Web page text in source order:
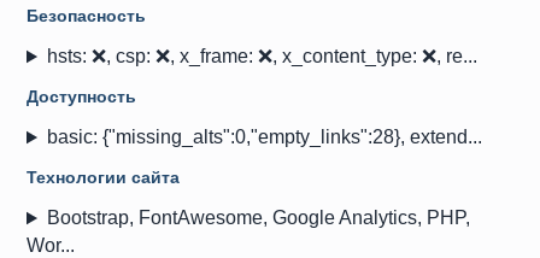
Безопасность
hsts: ❌, csp: ❌, x_frame: ❌, x_content_type: ❌, re...
Доступность
basic: {"missing_alts":0,"empty_links":28}, extend...
Технологии сайта
Bootstrap, FontAwesome, Google Analytics, PHP,
Wor...